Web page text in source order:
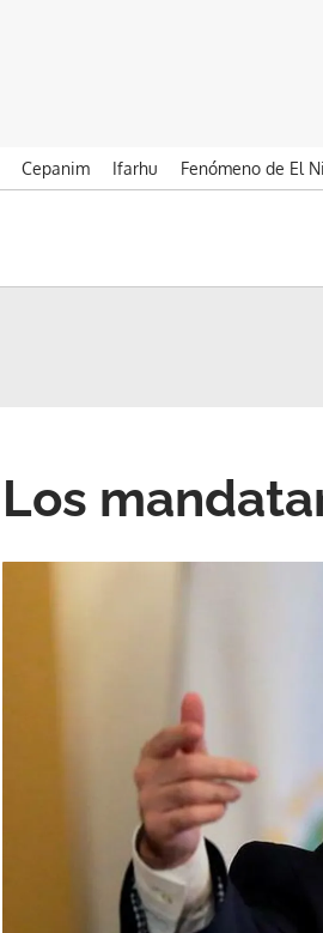
Cepanim Ifarhu Fenómeno de El
Los